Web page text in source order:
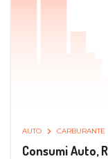
AUTO CARBURANTE
Consumi Auto,